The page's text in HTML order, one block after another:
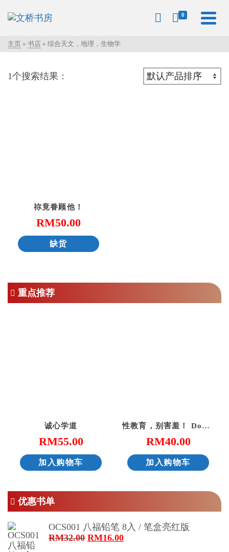
0
主页 » 书店 » 综合天文，地理，生物学
1个搜索结果：
祢竟眷顾他！
RM50.00
缺货
重点推荐
诚心学道
RM55.00
加入购物车
性教育，别害羞！ Don’t Be Shy: A Friendly Guide to Sex Education
RM40.00
加入购物车
优惠书单
OCS001 八福铅笔 8入 / 笔盒亮红版
RM32.00 原
RM16.00当